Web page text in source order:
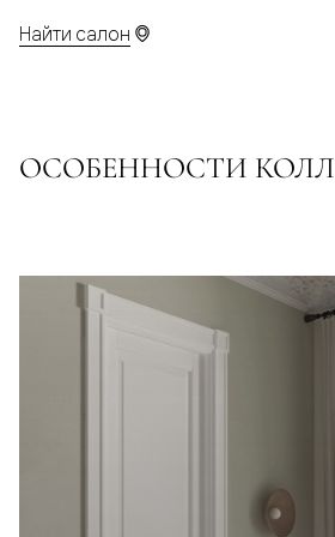
Найти салон
ОСОБЕННОСТИ